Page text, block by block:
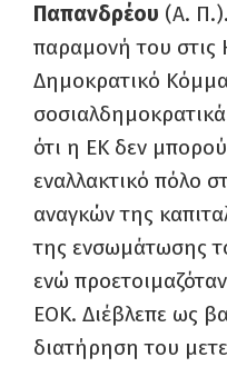
Παπανδρέου (Α.
παραμονή του στις
Δημοκρατικό
ότι η ΕΚ δεν
εναλλακτικό πόλο
αναγκών της
της ενσωμάτωσης
ενώ
ΕΟΚ. Διέβλεπε ως
διατήρηση του